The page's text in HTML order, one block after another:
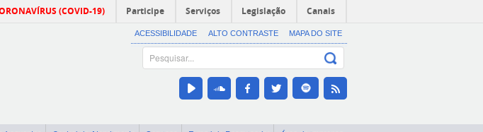
(COVID-19) Participe Serviços Legislação Canais
ACESSIBILIDADE ALTO CONTRASTE MAPA DO SITE